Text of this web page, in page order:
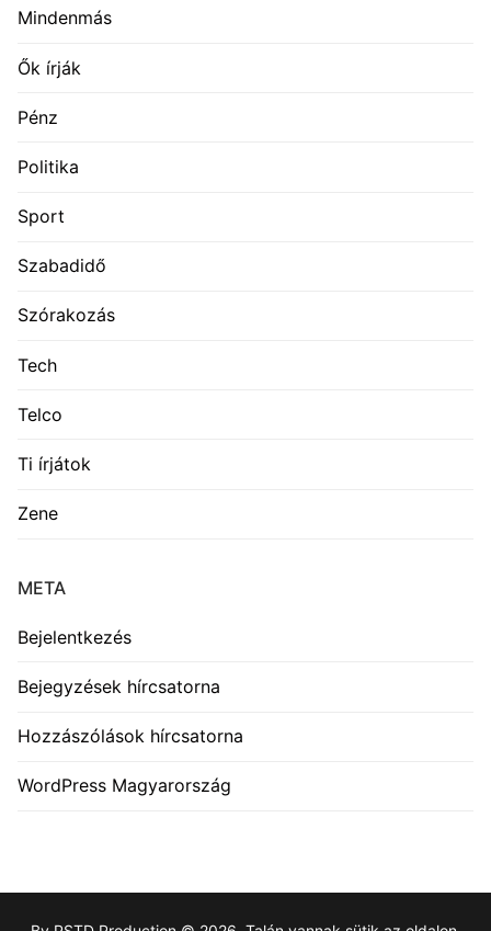
Mindenmás
Ők írják
Pénz
Politika
Sport
Szabadidő
Szórakozás
Tech
Telco
Ti írjátok
Zene
META
Bejelentkezés
Bejegyzések hírcsatorna
Hozzászólások hírcsatorna
WordPress Magyarország